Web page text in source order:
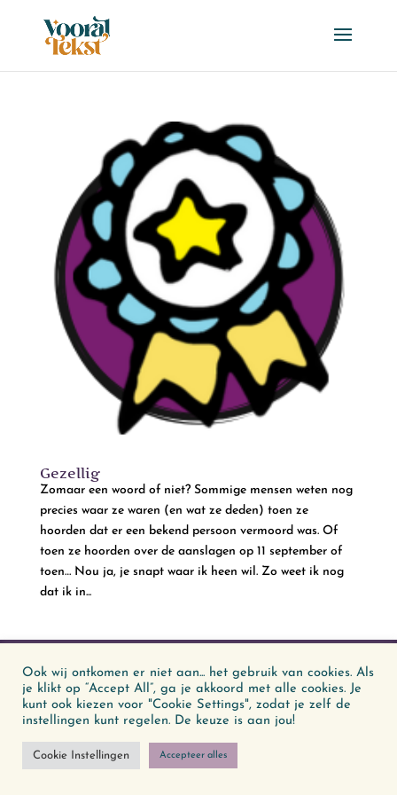
Gezellig
Zomaar een woord of niet? Sommige mensen weten nog
precies waar ze waren (en wat ze deden) toen ze
hoorden dat er een bekend persoon vermoord was. Of
toen ze hoorden over de aanslagen op 11 september of
toen… Nou ja, je snapt waar ik heen wil. Zo weet ik nog
dat ik in...
© Vooral Tekst 2026
Verhalen met een hartslag, woorden die kloppen
Ook wij ontkomen er niet aan... het gebruik van cookies. Als
je klikt op “Accept All”, ga je akkoord met alle cookies. Je
kunt ook kiezen voor "Cookie Settings", zodat je zelf de
instellingen kunt regelen. De keuze is aan jou!
Cookie Instellingen Accepteer alles